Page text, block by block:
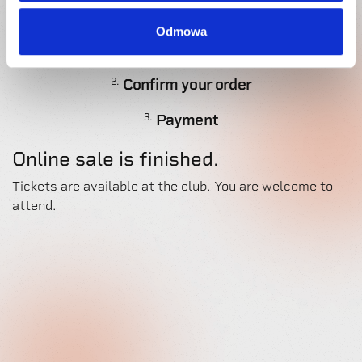
Odmowa
2. Confirm your order
3. Payment
Online sale is finished.
Tickets are available at the club. You are welcome to
attend.